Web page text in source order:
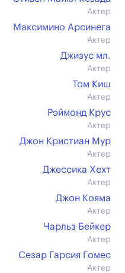
Актер
Максимино Арсинега
Актер
Джизус мл.
Актер
Том Киш
Актер
Рэймонд Крус
Актер
Джон Кристиан Мур
Актер
Джессика Хехт
Актер
Джон Кояма
Актер
Чарльз Бейкер
Актер
Сезар Гарсия Гомес
Актер